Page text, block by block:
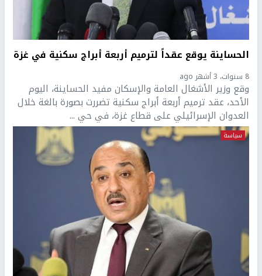
الحساينة يوقع عقداً لترميم أربعة أبراج سكنية في غزة
8 سنوات، 3 أشهر ago
وقع وزير الأشغال العامة والإسكان مفيد الحساينة، اليوم
الأحد، عقد ترميم أربعة أبراج سكنية تضررت بصورة بالغة خلال
العدوان الإسرائيلي على قطاع غزة، في حي ...
سياسة